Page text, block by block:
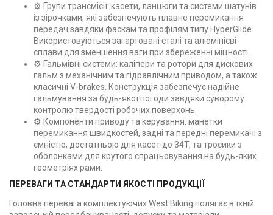
⚙️ Групи трансмісії: касети, ланцюги та системи шатунів
із зірочками, які забезпечують плавне перемикання
передач завдяки фаскам та профілям типу HyperGlide.
Використовуються загартовані сталі та алюмінієві
сплави для зменшення ваги при збереженні міцності.
⚙️ Гальмівні системи: каліпери та ротори для дискових
гальм з механічним та гідравлічним приводом, а також
класичні V-brakes. Конструкція забезпечує надійне
гальмування за будь-якої погоди завдяки суворому
контролю твердості робочих поверхонь.
⚙️ Компоненти приводу та керування: манетки
перемикання швидкостей, задні та передні перемикачі з
ємністю, достатньою для касет до 34T, та тросики з
оболонками для крутого спрацьовування на будь-яких
геометріях рами.
ПЕРЕВАГИ ТА СТАНДАРТИ ЯКОСТІ ПРОДУКЦІЇ
Головна перевага комплектуючих West Biking полягає в їхній